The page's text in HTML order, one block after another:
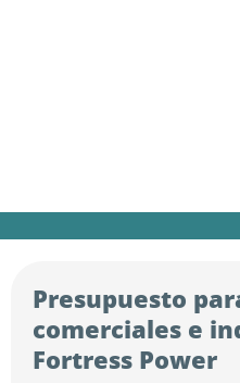
Presupuesto
comerciales e
Fortress Power